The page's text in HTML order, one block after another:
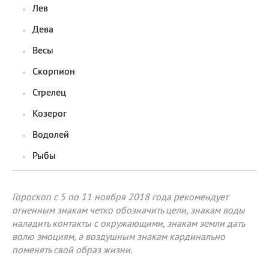
Лев
Дева
Весы
Скорпион
Стрелец
Козерог
Водолей
Рыбы
Гороскоп с 5 по 11 ноября 2018 года рекомендует
огненным знакам четко обозначить цели, знакам воды
наладить контакты с окружающими, знакам земли дать
волю эмоциям, а воздушным знакам кардинально
поменять свой образ жизни.